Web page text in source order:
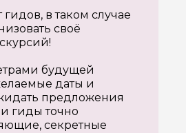
в таком случае
своё
будущей
даты и
предложения
гиды точно
секретные